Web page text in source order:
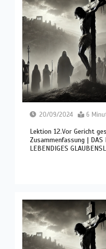
20/09/2024 6
Lektion 12.Vor Gericht
Zusammenfassung | DAS
LEBENDIGES